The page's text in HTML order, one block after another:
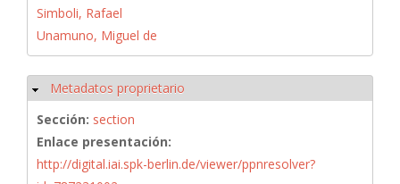
Simboli, Rafael
Unamuno, Miguel de
Ocultar
Metadatos proprietario
Sección: section
Enlace presentación:
http://digital.iai.spk-berlin.de/viewer/ppnresolver?